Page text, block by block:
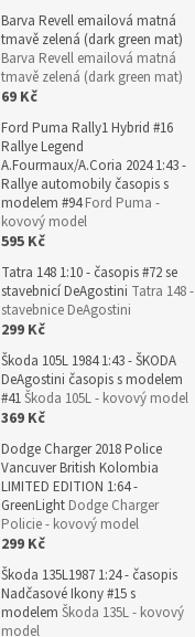
Barva Revell emailová matná
tmavě zelená (dark green mat)
Barva Revell emailová matná
tmavě zelená (dark green mat)
69 Kč
Ford Puma Rally1 Hybrid #16
Rallye Legend
A.Fourmaux/A.Coria 2024 1:43 -
Rallye automobily časopis s
modelem #94Ford Puma -
kovový model
595 Kč
Tatra 148 1:10 - časopis #72 se
stavebnicí DeAgostini Tatra 148 -
stavebnice DeAgostini
299 Kč
Škoda 105L 1984 1:43 - ŠKODA
DeAgostini časopis s modelem
#41Škoda 105L - kovový model
369 Kč
Dodge Charger 2018 Police
Vancuver British Kolombia
LIMITED EDITION 1:64 -
GreenLight Dodge Charger
Policie - kovový model
299 Kč
Škoda 135L1987 1:24 - časopis
Nadčasové Ikony #15 s
modelem Škoda 135L - kovový
model